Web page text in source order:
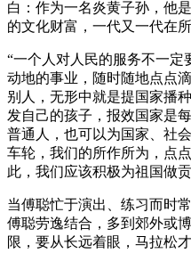
白：作为一名炎黄子孙，他
的文化财富，一代又一代在
“一个人对人民的服务不一定
动地的事业，随时随地点点
别人，无形中就是提国家播
发自己的孩子，报效国家是
普通人，也可以为国家、社
车轮，我们的所作所为，点
此，我们应该积极为祖国做
当傅聪忙于演出、练习而时
傅聪劳逸结合，多到郊外或
限，要从长远着眼，马拉松